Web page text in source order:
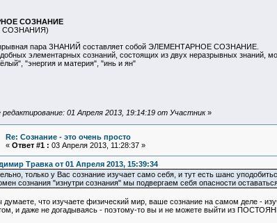
СОЗНАНИЕ
СОЗНАНИЯ)
пара ЗНАНИЙ составляет собой ЭЛЕМЕНТАРНОЕ СОЗНАНИЕ.
элементарных сознаний, состоящих из двух неразрывных знаний,
"энергия и материя", "инь и ян"
редактирование: 01 Апреля 2013, 19:14:19 от Участник»
Re: Сознание - это очень просто
« Ответ #1 : 03 Апреля 2013, 11:28:37 »
Травка от 01 Апреля 2013, 15:39:34
только у Вас сознание изучает само себя, и тут есть шанс
сознания "изнутри сознания" мы подвергаем себя опасности
думаете, что изучаете физический мир, ваше сознание на самом деле -
и даже не догадываясь - поэтому-то вы и не можете выйти из